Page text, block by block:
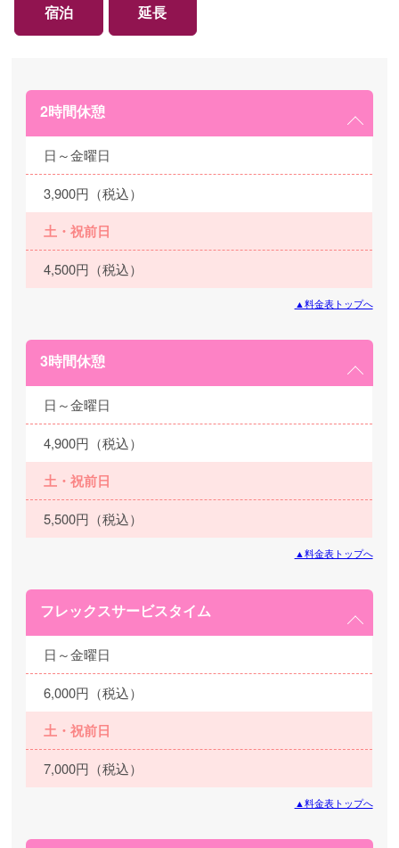
宿泊 延長
2時間休憩
日～金曜日
3,900円（税込）
土・祝前日
4,500円（税込）
▲料金表トップへ
3時間休憩
日～金曜日
4,900円（税込）
土・祝前日
5,500円（税込）
▲料金表トップへ
フレックスサービスタイム
日～金曜日
6,000円（税込）
土・祝前日
7,000円（税込）
▲料金表トップへ